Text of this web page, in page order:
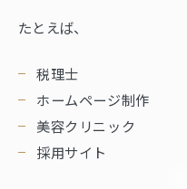
たとえば、
税理士
ホームページ制作
美容クリニック
採用サイト